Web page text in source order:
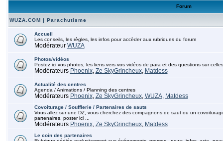
Forum
WUZA.COM | Parachutisme
Accueil
Les conseils, les règles, les infos pour accèder aux rubriques du forum
Modérateur WUZA
Photos/vidéos
Postez ici vos photos, les liens vers vos vidéos de para et des questions sur
Modérateurs Phoenix, Ze SkyGrincheux, Matdess
Actualité des centres
Agenda / Animations / Planning des centres
Modérateurs Phoenix, Ze SkyGrincheux, WUZA, Matdess
Covoiturage / Soufflerie / Partenaires de sauts
Vous allez sur une DZ, vous cherchez des compagnons de saut ou un
partenaires, poster ici ...
Modérateurs Phoenix, Ze SkyGrincheux, Matdess
Le coin des partenaires